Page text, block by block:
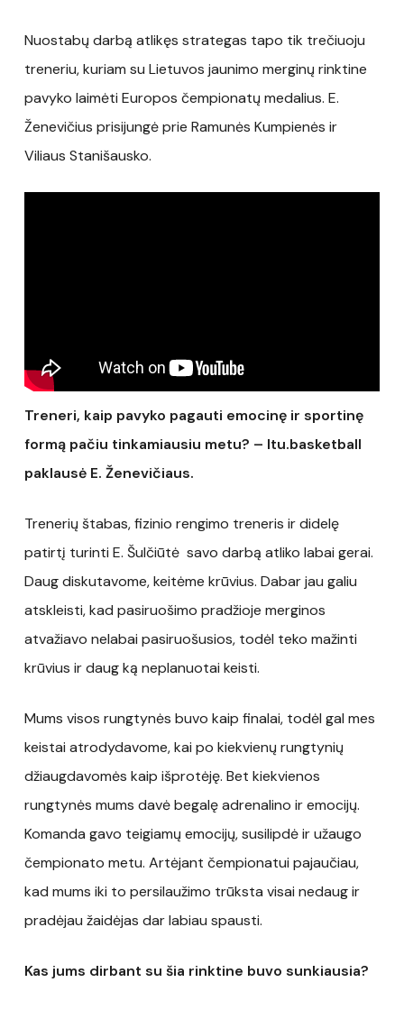
Nuostabų darbą atlikęs strategas tapo tik trečiuoju
treneriu, kuriam su Lietuvos jaunimo merginų rinktine
pavyko laimėti Europos čempionatų medalius. E.
Ženevičius prisijungė prie Ramunės Kumpienės ir
Viliaus Stanišausko.
Treneri, kaip pavyko pagauti emocinę ir sportinę
formą pačiu tinkamiausiu metu? – ltu.basketball
paklausė E. Ženevičiaus.
Trenerių štabas, fizinio rengimo treneris ir didelę
patirtį turinti E. Šulčiūtė savo darbą atliko labai gerai.
Daug diskutavome, keitėme krūvius. Dabar jau galiu
atskleisti, kad pasiruošimo pradžioje merginos
atvažiavo nelabai pasiruošusios, todėl teko mažinti
krūvius ir daug ką neplanuotai keisti.
Mums visos rungtynės buvo kaip finalai, todėl gal mes
keistai atrodydavome, kai po kiekvienų rungtynių
džiaugdavomės kaip išprotėję. Bet kiekvienos
rungtynės mums davė begalę adrenalino ir emocijų.
Komanda gavo teigiamų emocijų, susilipdė ir užaugo
čempionato metu. Artėjant čempionatui pajaučiau,
kad mums iki to persilaužimo trūksta visai nedaug ir
pradėjau žaidėjas dar labiau spausti.
Kas jums dirbant su šia rinktine buvo sunkiausia?